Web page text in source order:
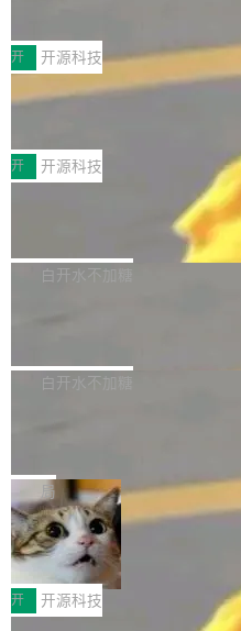
不完。」5T 来自免费额度，3T
ve JH71XX 的设备，例如
64 STAR64，以及 QEMU。 增
-2024 和 C23 编程接口标准的
_linux(8) 增强了对 Linux 系统
括 epoll（围绕 kqueue 实现）
列、...
案
享会在上海举办。鸿蒙生态的全
台鲸鸿动能协同华为游戏中心，
发者及生态伙伴，系统呈现了平
完整能力版图——从IAP高价值
营、到IAA游戏的“买变一体”正
广告协同的全链路经营闭环，以
的出海增长布局。 华为终端云
责人在开场致辞中表示，游戏开
已不再是“多一个投放渠道”，而
高质量游戏...
开 开源科技
技嘉X3D系列再添新成员
面向AMD Ryzen X3D处理器玩
列主板阵容迎来新成员——B850
X3D。作为面向主流高性能平台
产品，B850 AORUS ELITE
D平台优化上的技术积累，旨在
更稳定、更高效的装机选择。
式2.0，可根据不同使用场景释放
开 开源科技
Zadig v5.0 发布：AI 发布专
我们团队这几天最大的卡点不是
好，是 AI 写得太好了。 好到审
过 1528 名开发者，85% 说 AI
白开水不加糖
数据库，有一个图形后端。作为
布，具体更新内容包括：
支持 --security superflag（
=...），与 Alpha 版本的格式一
管理 HTTP 端点进行授权。
<span><strong>警告：</
的 admin ...
白开水不加糖
块钱的玩意儿——一根小竹签，
系着涂了松香的线。甩起来，竹
——哇”的蝉鸣声。实物越来越难
把它做成了 Web 玩具，放在
c 上，并在 GitHub 开源。 玩法
幕画圈，或者直接甩手机。页面
局
30倍效率升级：解锁医学影像
价值化的真实路径
完成一例腹部CT影像标注，张
20个小时。他必须在数百张连
笔勾画边界，一层一层识别肌
开 开源科技